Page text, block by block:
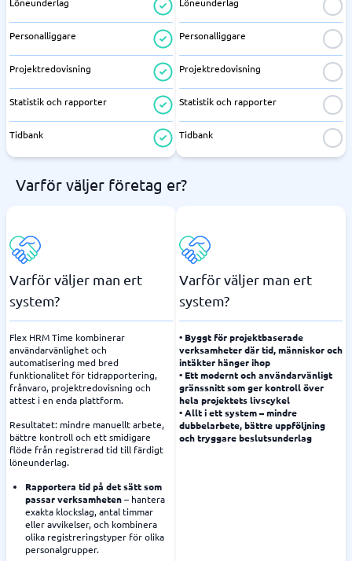
Personalliggare
Projektredovisning
Statistik och rapporter
Tidbank
Personalliggare
Projektredovisning
Statistik och rapporter
Tidbank
Varför väljer företag er?
Varför väljer man ert
system?
Flex HRM Time kombinerar
användarvänlighet och
automatisering med bred
funktionalitet för tidrapportering,
frånvaro, projektredovisning och
attest i en enda plattform.
Resultatet: mindre manuellt arbete,
bättre kontroll och ett smidigare
flöde från registrerad tid till färdigt
löneunderlag.
Rapportera tid på det sätt som
passar verksamheten– hantera
exakta klockslag, antal timmar
eller avvikelser, och kombinera
olika registreringstyper för olika
personalgrupper.
Varför väljer man ert
system?
• Byggt för projektbaserade
verksamheter där tid, människor och
intäkter hänger ihop
• Ett modernt och användarvänligt
gränssnitt som ger kontroll över
hela projektets livscykel
• Allt i ett system – mindre
dubbelarbete, bättre uppföljning
och tryggare beslutsunderlag